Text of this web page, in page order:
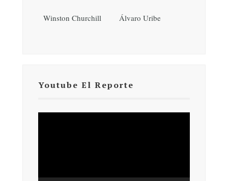
Winston Churchill Álvaro Uribe
Youtube El Reporte